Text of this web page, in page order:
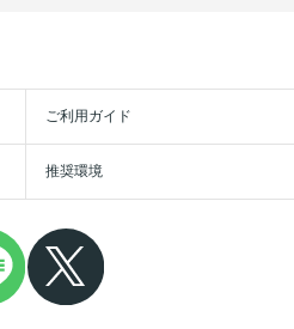
ご利用ガイド
推奨環境